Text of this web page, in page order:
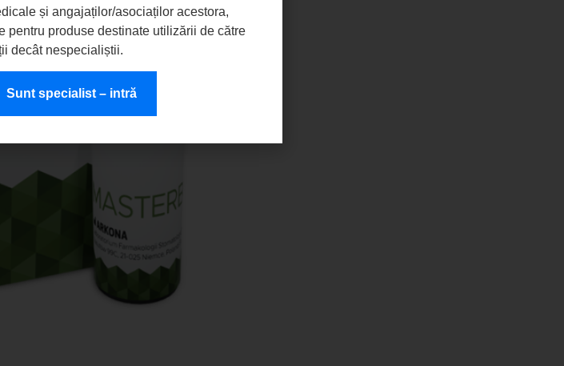
și angajaților/asociaților acestora,
pentru produse destinate utilizării de către
decât nespecialiștii.
Sunt specialist – intră